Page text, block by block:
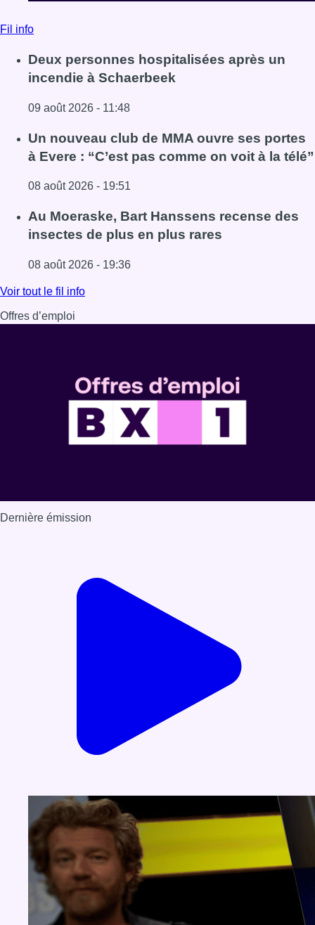
Fil info
Deux personnes hospitalisées après un
incendie à Schaerbeek
09 août 2026 - 11:48
Lire l'article Deux personnes hospitalisées après un
Un nouveau club de MMA ouvre ses portes
à Evere : “C’est pas comme on voit à la télé”
08 août 2026 - 19:51
Lire l'article Un nouveau club de MMA ouvre ses portes à
Au Moeraske, Bart Hanssens recense des
insectes de plus en plus rares
08 août 2026 - 19:36
Lire l'article Au Moeraske, Bart Hanssens recense des
Voir tout le fil info
Offres d’emploi
Dernière émission